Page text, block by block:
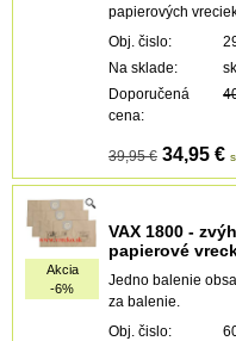
papierových
Obj. čislo:
Na sklade:
Doporučená
cena:
39,95 € 34,95 €
Akcia
-6%
VAX 1800 -
papierové
Jedno balenie
za balenie.
Obj. čislo: